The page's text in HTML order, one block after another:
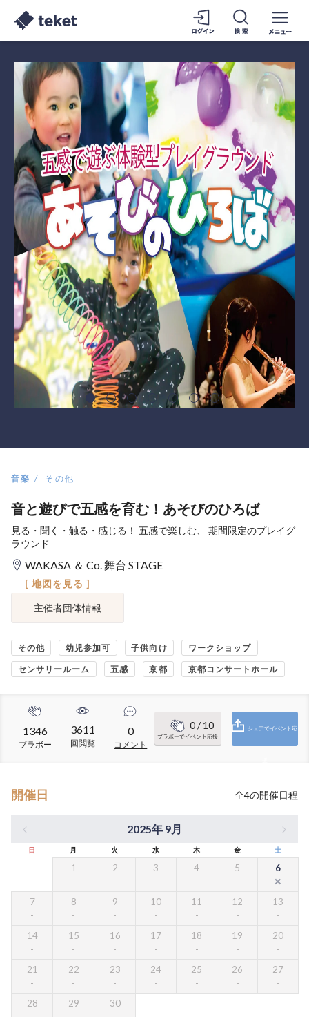
音楽 その他
音と遊びで五感を育む！あそびのひろば
見る・聞く・触る・感じる！ 五感で楽しむ、 期間限定のプレイグ
ラウンド
WAKASA ＆ Co. 舞台 STAGE
[ 地図を見る ]
主催者団体情報
その他 幼児参加可 子供向け ワークショップ
センサリールーム 五感 京都 京都コンサートホール
1346
ブラボー
3611
回閲覧
0
コメント
0/ 10
ブラボーでイベント応援
シェアでイベント応
開催日 全4の開催日程
2025年 9月
日 月 火 水 木 金 土
1 2 3 4 5 6
7 8 9 10 11 12 13
14 15 16 17 18 19 20
21 22 23 24 25 26 27
28 29 30